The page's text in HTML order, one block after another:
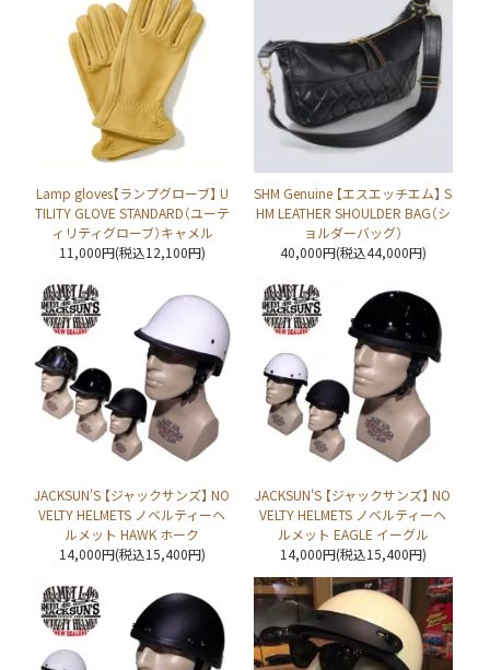
Lamp gloves【ランプグローブ】 U
TILITY GLOVE STANDARD（ユーテ
ィリティグローブ）キャメル
11,000円(税込12,100円)
SHM Genuine 【エスエッチエム】 S
HM LEATHER SHOULDER BAG（シ
ョルダーバッグ）
40,000円(税込44,000円)
JACKSUN'S 【ジャックサンズ】 NO
VELTY HELMETS ノベルティーヘ
ルメット HAWK ホーク
14,000円(税込15,400円)
JACKSUN'S 【ジャックサンズ】 NO
VELTY HELMETS ノベルティーヘ
ルメット EAGLE イーグル
14,000円(税込15,400円)